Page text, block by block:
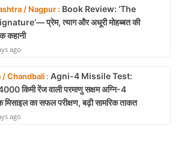
/ Nagpur : Book Review: ‘The
प्रेम, त्याग और अधूरी मोहब्बत की
कहानी
ago
/ Chandbali : Agni-4 Missile Test:
किमी रेंज वाली परमाणु सक्षम अग्नि-4
मिसाइल का सफल परीक्षण, बढ़ी सामरिक ताकत
ago